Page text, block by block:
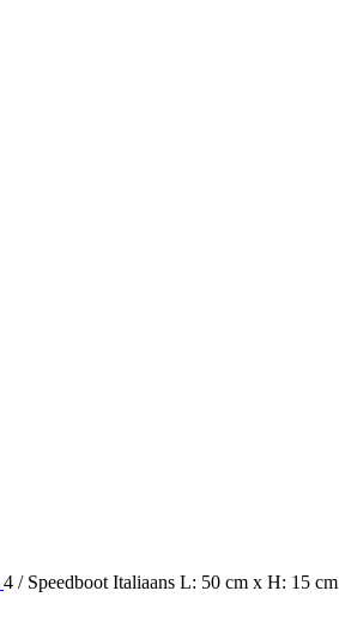
4 / Speedboot Italiaans L: 50 cm x H: 15 cm